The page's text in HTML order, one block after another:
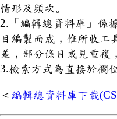
情形及頻次。
2.「編輯總資料庫」係
目編製而成，惟所收工
差，部分條目或見重複
3.檢索方式為直接於欄
＜ 編輯總資料庫下載